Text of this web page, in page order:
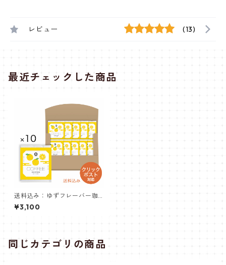
レビュー (13)
最近チェックした商品
送料込み：ゆずフレーバー珈
琲＜10個入り＞
¥3,100
同じカテゴリの商品